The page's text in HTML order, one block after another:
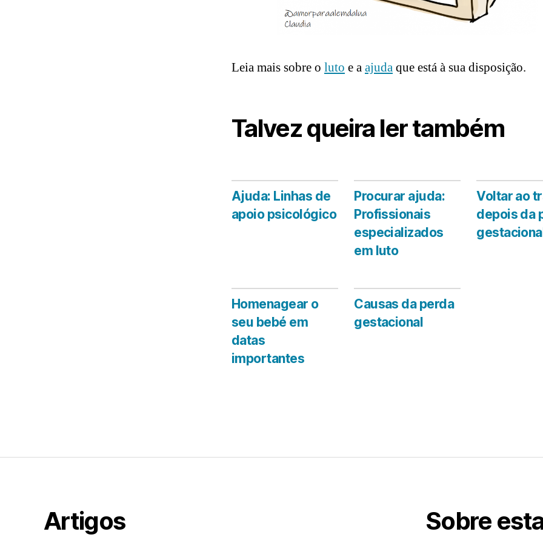
Leia mais sobre o luto e aajudaque está à sua disposição.
Talvez queira ler também
Ajuda: Linhas de
apoio psicológico
Procurar ajuda:
Profissionais
especializados
em luto
Voltar ao
depois da
Homenagear o
seu bebé em
datas
importantes
Causas da perda
gestacional
Artigos Sobre